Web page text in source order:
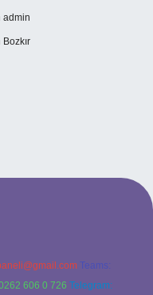
admin
Bozkır
Teams:
606 0 726 Telegram: